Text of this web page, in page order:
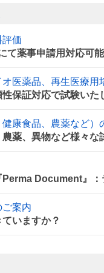
評価
て薬事申請用対応可
オ医薬品、再生医療
保証対応で試験いた
康食品、農薬など）
薬、異物など様々な
Document』
案内
いますか？